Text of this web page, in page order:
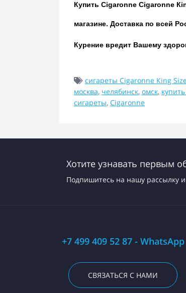
Купить Cigaronne Cigaronne
магазине. Доставка по всей
Курение вредит Вашему
сигареты Cigaronne Кing
москва, челябинск, омск,
сигареты, Cigaronne
Хотите узнавать первым
Подпишитесь на нашу рассылку
+7 499 409 52 87 - WhatsApp
СВЯЗАТЬСЯ С НАМИ